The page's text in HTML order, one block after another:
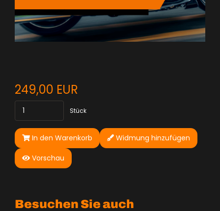
Besuchen Sie auch
249,00 EUR
Stück
In den Warenkorb Widmung hinzufügen
Vorschau